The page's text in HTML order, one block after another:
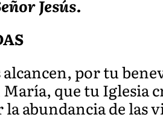
Jesús.
por tu
que tu Iglesia
abundancia de las